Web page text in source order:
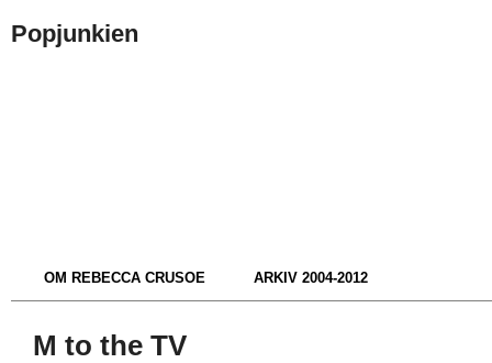
Popjunkien
OM REBECCA CRUSOE ARKIV 2004-2012
M to the TV